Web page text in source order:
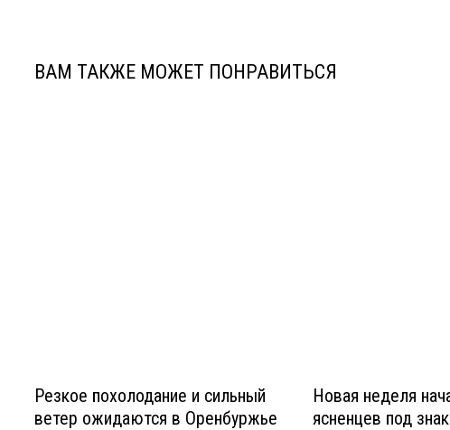
ВАМ ТАКЖЕ МОЖЕТ ПОНРАВИТЬСЯ
Резкое похолодание и сильный
ветер ожидаются в Оренбуржье
Новая неделя
ясненцев под